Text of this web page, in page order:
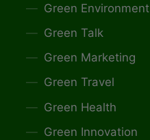
Green Environment
Green Talk
Green Marketing
Green Travel
Green Health
Green Innovation